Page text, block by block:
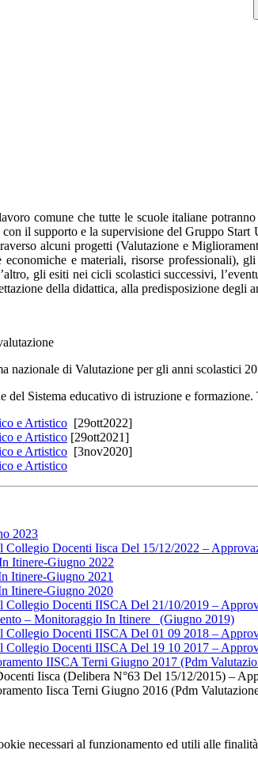
comune che tutte le scuole italiane
il supporto e la supervisione del Gruppo
alcuni progetti (Valutazione e
e materiali, risorse
gli esiti nei cicli scolastici successivi,
della didattica, alla predisposizione degli
nazionale di Valutazione per gli anni scolastici
del Sistema educativo di istruzione e
e Artistico [29ott2022]
e Artistico [29ott2021]
e Artistico [3nov2020]
e Artistico
2023
Docenti Iisca Del 15/12/2022 –
Itinere-Giugno 2022
Itinere-Giugno 2021
Itinere-Giugno 2020
Docenti IISCA Del 21/10/2019 –
– Monitoraggio In Itinere (Giugno 2019)
Docenti IISCA Del 01 09 2018 –
Docenti IISCA Del 19 10 2017 –
IISCA Terni Giugno 2017 (Pdm
Iisca (Delibera N°63 Del 15/12/2015) –
Iisca Terni Giugno 2016 (Pdm
necessari al funzionamento ed utili alle